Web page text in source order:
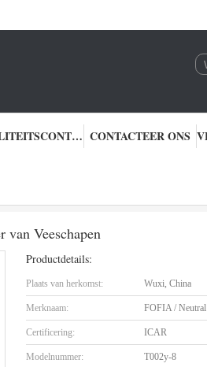
KWALITEITSCONTROLE CONTACTEER ONS
Veeschapen
Productdetails:
Plaats van herkomst: Wuxi, China
Merknaam: FOFIA / Neutral
Certificering: ICAR
Modelnummer: T002y-8